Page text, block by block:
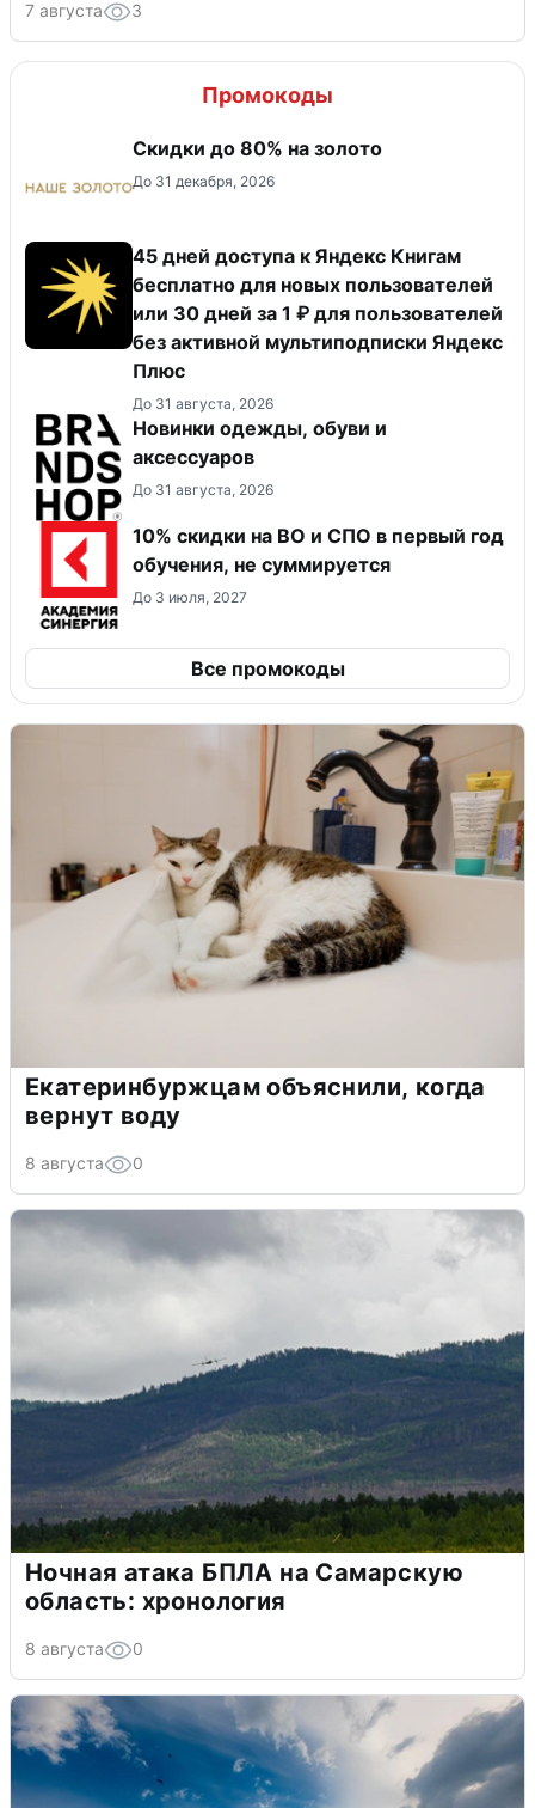
7 августа 3
Промокоды
Скидки до 80% на золото
До 31 декабря, 2026
45 дней доступа к Яндекс Книгам
бесплатно для новых пользователей
или 30 дней за 1 ₽ для пользователей
без активной мультиподписки Яндекс
Плюс
До 31 августа, 2026
Новинки одежды, обуви и
аксессуаров
До 31 августа, 2026
10% скидки на ВО и СПО в первый год
обучения, не суммируется
До 3 июля, 2027
Все промокоды
Екатеринбуржцам объяснили, когда
вернут воду
8 августа 0
Ночная атака БПЛА на Самарскую
область: хронология
8 августа 0